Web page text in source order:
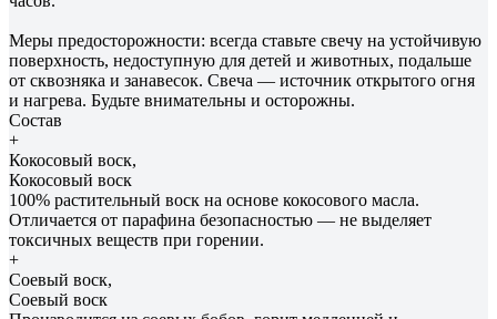
Меры предосторожности: всегда ставьте свечу на устойчивую
поверхность, недоступную для детей и животных, подальше
от сквозняка и занавесок. Свеча — источник открытого огня
и нагрева. Будьте внимательны и осторожны.
Состав
+
Кокосовый воск,
Кокосовый воск
100% растительный воск на основе кокосового масла.
Отличается от парафина безопасностью — не выделяет
токсичных веществ при горении.
+
Соевый воск,
Соевый воск